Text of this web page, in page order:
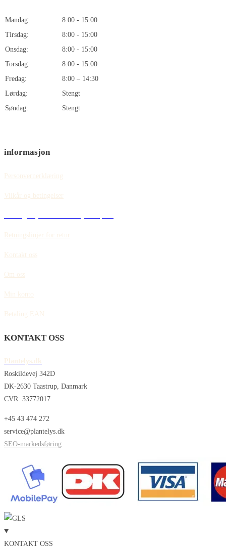
Mandag:
8:00 - 15:00
Tirsdag:
8:00 - 15:00
Onsdag:
8:00 - 15:00
Torsdag:
8:00 - 15:00
Fredag:
8:00 – 14:30
Lørdag:
Stengt
Søndag:
Stengt
informasjon
Personvernerklæring
Vilkår og betingelser
Retningslinjer for retur
Kontakt oss
Om oss
Min konto
Betaling EAN
KONTAKT OSS
Plantelys.dk
Roskildevej 342D
DK-2630 Taastrup, Danmark
CVR: 33772017
+45 43 474 272
service@plantelys.dk
SEO-markedsføring
KONTAKT OSS